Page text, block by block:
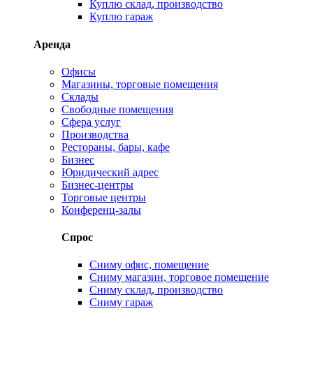
Куплю склад, производство
Куплю гараж
Аренда
Офисы
Магазины, торговые помещения
Склады
Свободные помещения
Сфера услуг
Производства
Рестораны, бары, кафе
Бизнес
Юридический адрес
Бизнес-центры
Торговые центры
Конференц-залы
Спрос
Сниму офис, помещение
Сниму магазин, торговое помещение
Сниму склад, производство
Сниму гараж